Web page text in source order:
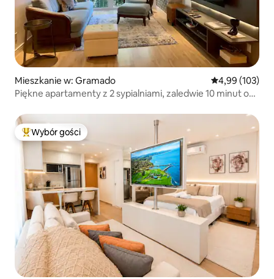
Mieszkanie w: Gramado Średnia
4,99 (103)
Piękne apartamenty z 2 sypialniami, zaledwie 10 minut od
Najpopularniejsze z kategorii Wybór gości
Wybór gości